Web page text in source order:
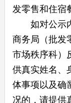
发零售和住
如对公示内
商务局（批发
市场秩序科）
供真实姓名、
体事项以及确
况的，请提供